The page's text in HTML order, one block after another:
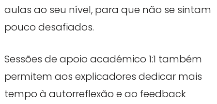
aulas ao seu nível, para que não se sintam
pouco desafiados.
Sessões de apoio académico 1:1 também
permitem aos explicadores dedicar mais
tempo à autorreflexão e ao feedback